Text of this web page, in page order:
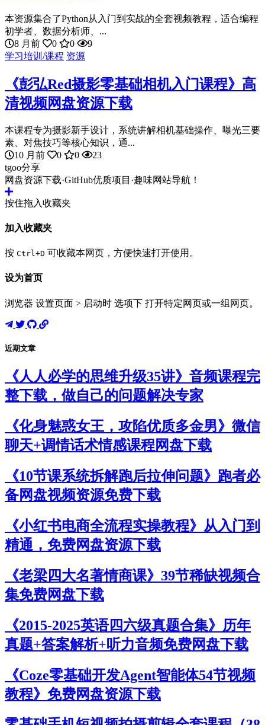
本资源集合了Python从入门到实战的全套视频教程，适合编程
初学者、数据分析师、...
8 月前
0 0
9
学习培训/课程 资源
《彭弘Red摄影零基础相机入门课程》高
清视频网盘资源下载
本课程专为摄影新手设计，系统讲解相机基础操作、曝光三要
素、对焦技巧等核心知识，通...
10 月前
0 0
23
tgoo分享
网盘资源下载·GitHub优质项目·趣味网站导航！
按住拖入收藏夹
加入收藏夹
按 Ctrl+D 可收藏本网页，方便快速打开使用。
设为首页
浏览器 设置页面 > 启动时 选项下 打开特定网页或一组网页。
近期文章
《人人必学的思维升级35讲》音频课程完
整下载，做自己的问题解决专家
《化身魅惑女王，攻陷优质多金男》微信
聊天+调情话术情感课程网盘下载
《10节课系统拆解跑后拉伸问题》跑者必
备网盘视频资源免费下载
《小红书电商全流程实操教程》从入门到
精通，免费网盘资源下载
《老梁四大名著情商课》39节稀缺视频合
集免费网盘下载
《2015-2025英语四六级真题合集》历年
真题+答案解析+听力音频免费网盘下载
《Coze零基础开发Agent智能体54节视频
教程》免费网盘资源下载